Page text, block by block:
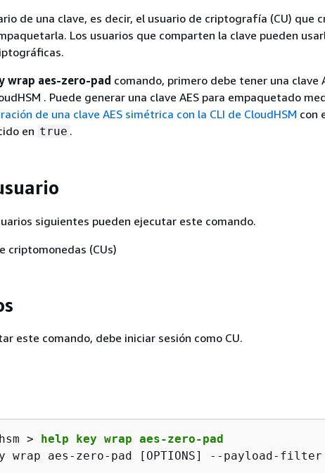
de una clave, es decir, el usuario de criptografía (CU) que
Los usuarios que comparten la clave pueden
wrap aes-zero-pad comando, primero debe tener una clave
. Puede generar una clave AES para empaquetado
de una clave AES simétrica con la CLI de CloudHSM con
en true .
siguientes pueden ejecutar este comando.
criptomonedas (CUs)
este comando, debe iniciar sesión como CU.
> help key wrap aes-zero-pad
wrap aes-zero-pad [OPTIONS] --payload-